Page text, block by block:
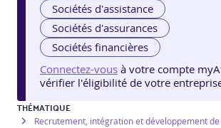
Sociétés d'assistance
Sociétés d'assurances
Sociétés financières
Connectez-vous à votre compte
vérifier l'éligibilité de votre
THÉMATIQUE
Recrutement, intégration et développement de